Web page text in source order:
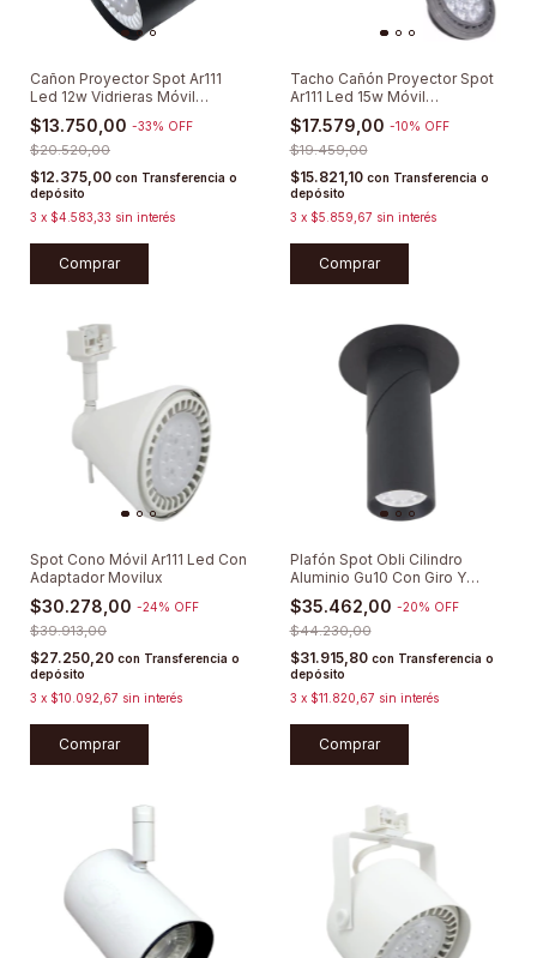
Cañon Proyector Spot Ar111
Led 12w Vidrieras Móvil
Completo Incluye Tacho,
Lámpara Led Y Zócalo Gu10
Sieteilumianción
$13.750,00 -33% OFF
$20.520,00
$12.375,00 con Transferencia o
depósito
3 x $4.583,33 sin interés
Comprar
Tacho Cañón Proyector Spot
Ar111 Led 15w Móvil
Dimerizable
$17.579,00 -10% OFF
$19.459,00
$15.821,10 con Transferencia o
depósito
3 x $5.859,67 sin interés
Comprar
Spot Cono Móvil Ar111 Led Con
Adaptador Movilux
$30.278,00 -24% OFF
$39.913,00
$27.250,20 con Transferencia o
depósito
3 x $10.092,67 sin interés
Comprar
Plafón Spot Obli Cilindro
Aluminio Gu10 Con Giro Y
Tapaboca
$35.462,00 -20% OFF
$44.230,00
$31.915,80 con Transferencia o
depósito
3 x $11.820,67 sin interés
Comprar